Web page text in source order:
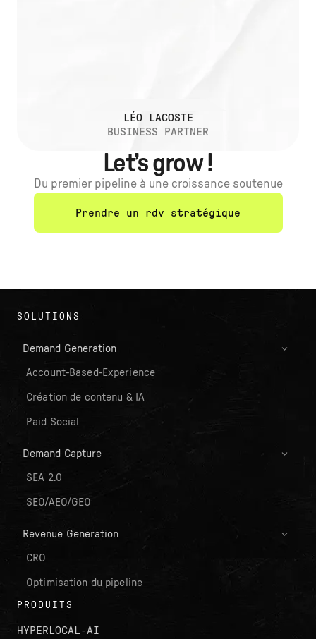
Let’s grow !
Du premier pipeline à une croissance soutenue
Prendre un rdv stratégique
LÉO LACOSTE
BUSINESS PARTNER
SOLUTIONS
Demand Generation
Account-Based-Experience
Création de contenu & IA
Paid Social
Demand Capture
SEA 2.0
SEO/AEO/GEO
Revenue Generation
CRO
Optimisation du pipeline
PRODUITS
HYPERLOCAL-AI